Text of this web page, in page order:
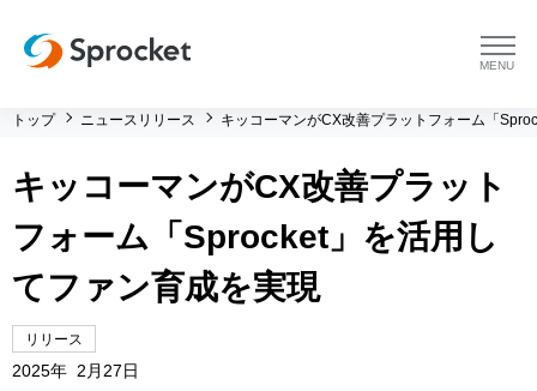
menu
プラットフォーム トップ
コンサルティング
コンサルティング トップ
運用支援 トップ
導入事例
よくある質問
トップ ニュースリリース キッコーマンがCX改善プラットフォーム「
キッコーマンがCX改善プラット
フォーム「Sprocket」を活用し
てファン育成を実現
リリース
2025年 2月27日